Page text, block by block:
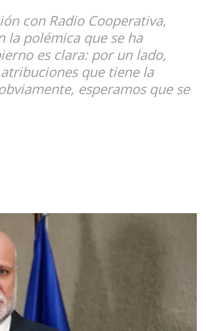
con Radio Cooperativa,
la polémica que se ha
es clara: por un lado,
que tiene la
esperamos que se